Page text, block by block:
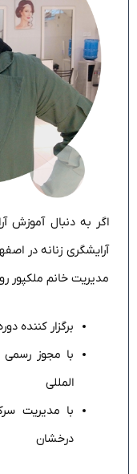
اگر به دنبال آموزش
آرایشگری زنانه در
مدیریت خانم ملکپور
برگزار کننده
با مجوز
المللی
با مدیریت
درخشان